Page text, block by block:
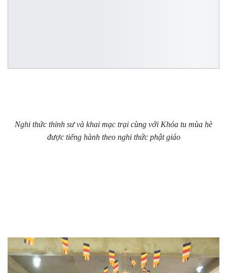
Nghi thức thỉnh sư và khai mạc trại cùng với Khóa tu mùa hè
được tiếng hành theo nghi thức phật giáo